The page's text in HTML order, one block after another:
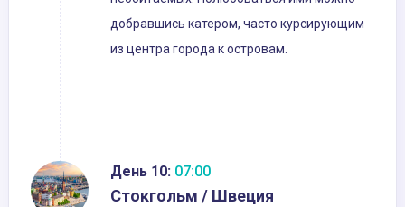
добравшись катером, часто курсирующим
из центра города к островам.
День 10: 07:00
Стокгольм / Швеция